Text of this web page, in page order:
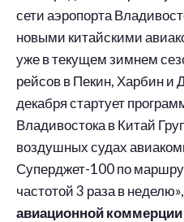
сети аэропорта
новыми китайскими
уже в текущем зимнем
рейсов в Пекин, Харбин и
декабря стартует
Владивостока в Китай
воздушных судах
Суперджет-100 по
частотой 3 раза в
авиационной